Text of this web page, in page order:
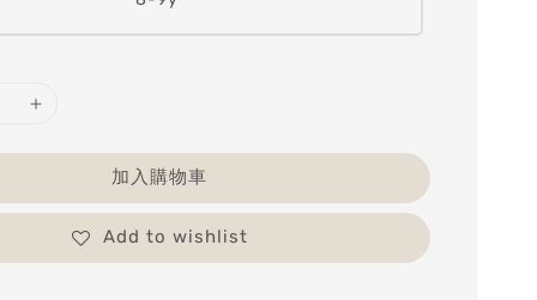
加入購物車
Add to wishlist